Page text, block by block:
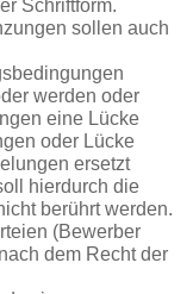
Schriftform.
sollen auch
werden oder
eine Lücke
oder Lücke
ersetzt
hierdurch die
berührt werden.
(Bewerber
dem Recht der